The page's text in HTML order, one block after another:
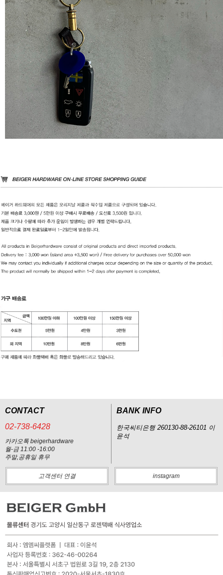
CONTACT
02-738-6428
카카오톡 beigerhardware
월-금 11:00 -16:00
주말,공휴일 휴무
BANK INFO
한국씨티은행 260130-88-26101 이
윤석
고객센터 연결 instagram